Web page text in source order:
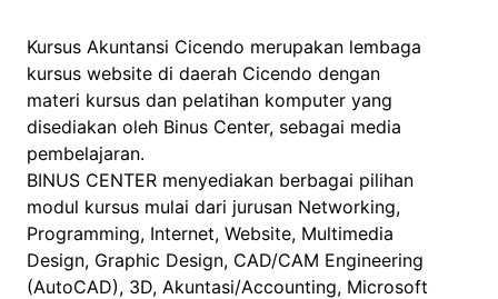
Kursus Akuntansi Cicendo merupakan lembaga
kursus website di daerah Cicendo dengan
materi kursus dan pelatihan komputer yang
disediakan oleh Binus Center, sebagai media
pembelajaran.
BINUS CENTER menyediakan berbagai pilihan
modul kursus mulai dari jurusan Networking,
Programming, Internet, Website, Multimedia
Design, Graphic Design, CAD/CAM Engineering
(AutoCAD), 3D, Akuntasi/Accounting, Microsoft